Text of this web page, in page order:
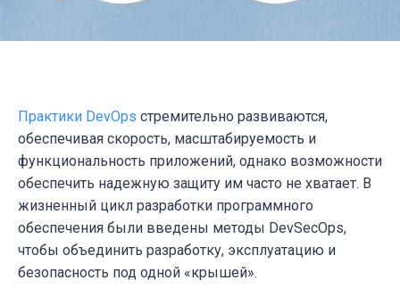
Практики DevOps стремительно развиваются,
обеспечивая скорость, масштабируемость и
функциональность приложений, однако возможности
обеспечить надежную защиту им часто не хватает. В
жизненный цикл разработки программного
обеспечения были введены методы DevSecOps,
чтобы объединить разработку, эксплуатацию и
безопасность под одной «крышей».